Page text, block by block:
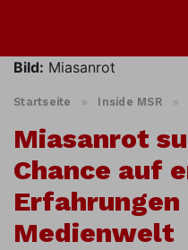
Bild: Miasanrot
Startseite » Inside MSR »
Miasanrot
Chance auf
Erfahrungen
Medienwelt